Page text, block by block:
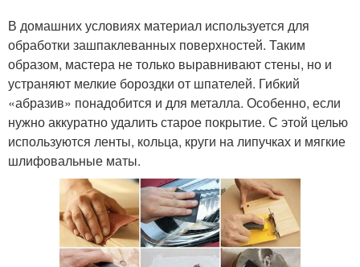
В домашних условиях материал используется для
обработки зашпаклеванных поверхностей. Таким
образом, мастера не только выравнивают стены, но и
устраняют мелкие бороздки от шпателей. Гибкий
«абразив» понадобится и для металла. Особенно, если
нужно аккуратно удалить старое покрытие. С этой целью
используются ленты, кольца, круги на липучках и мягкие
шлифовальные маты.